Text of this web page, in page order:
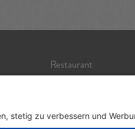
Restaurant
Tour